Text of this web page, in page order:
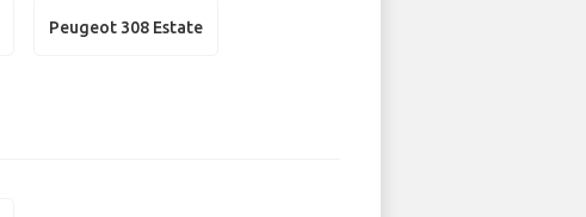
Peugeot 308 Estate